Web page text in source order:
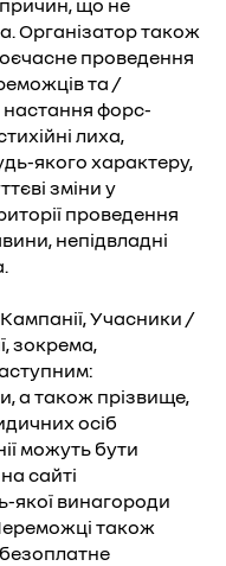
причин, що не
Організатор також
проведення
та /
настання форс-
лиха,
якого характеру,
зміни у
проведення
непідвладні
Учасники /
зокрема,
а також прізвище,
осіб
можуть бути
сайті
якої винагороди
також